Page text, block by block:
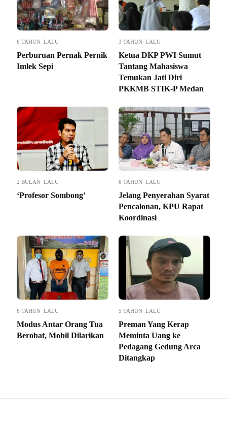
6 TAHUN LALU
Perburuan Pernak Pernik
Imlek Sepi
3 TAHUN LALU
Ketua DKP PWI Sumut
Tantang Mahasiswa
Temukan Jati Diri
PKKMB STIK-P Medan
2 BULAN LALU
‘Profesor Sombong’
6 TAHUN LALU
Jelang Penyerahan Syarat
Pencalonan, KPU Rapat
Koordinasi
6 TAHUN LALU
Modus Antar Orang Tua
Berobat, Mobil Dilarikan
5 TAHUN LALU
Preman Yang Kerap
Meminta Uang ke
Pedagang Gedung Arca
Ditangkap